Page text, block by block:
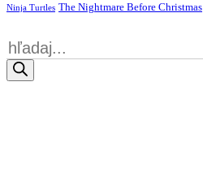
Ninja Turtles The Nightmare Before Christmas
Products
search